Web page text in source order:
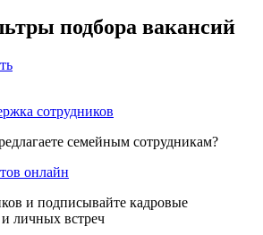
подбора вакансий
сотрудников
семейным сотрудникам?
онлайн
и подписывайте кадровые
личных встреч